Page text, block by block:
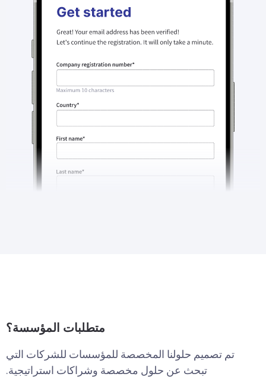
متطلبات المؤسسة؟
تم تصميم حلولنا المخصصة للمؤسسات للشركات التي
تبحث عن حلول مخصصة وشراكات استراتيجية.